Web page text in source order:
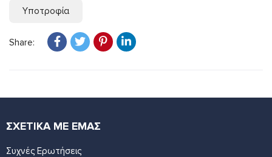
Υποτροφία
Share:
ΣΧΕΤΙΚΑ ΜΕ ΕΜΑΣ
Συχνές Ερωτήσεις